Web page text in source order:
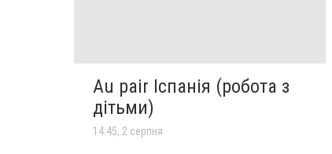
Au pair Іспанія (робота з
дітьми)
14:45, 2 серпня